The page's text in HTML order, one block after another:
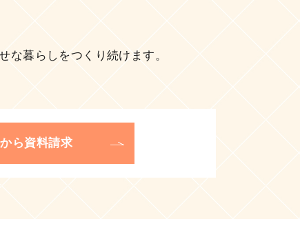
な暮らしをつくり続けます。
ら資料請求